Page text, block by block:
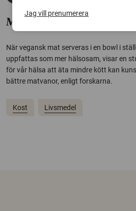
Mat i bowl uppfattas
När vegansk mat serveras i en bowl i
uppfattas som mer hälsosam, visar en
för vår hälsa att äta mindre kött kan
bättre matvanor, enligt forskarna.
Kost Livsmedel
Jag vill prenumerera